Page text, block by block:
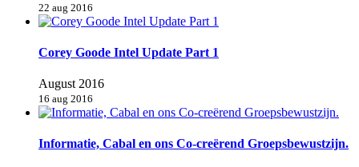
22 aug 2016
Corey Goode Intel Update Part 1
August 2016
16 aug 2016
Informatie, Cabal en ons Co-creërend Groepsbewustzijn.